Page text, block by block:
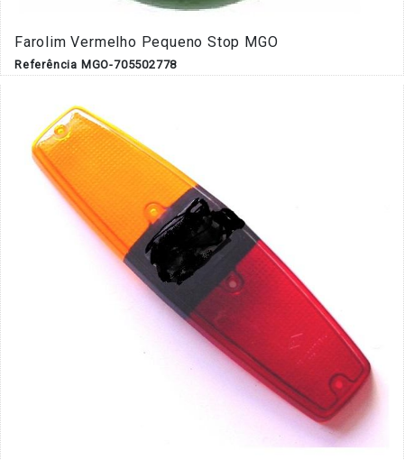
Farolim Vermelho Pequeno Stop MGO
Referência MGO-705502778